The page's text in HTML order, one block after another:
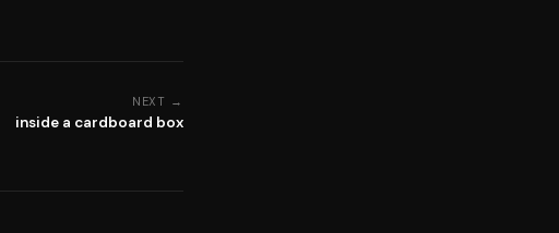
NEXT →
inside a cardboard box